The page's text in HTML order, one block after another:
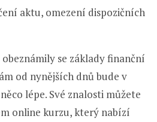
aktu, omezení dispozičních
obeznámily se základy finanční
od nynějších dnů bude v
lépe. Své znalosti můžete
online kurzu, který nabízí